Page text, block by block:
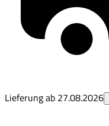
Lieferung ab 27.08.2026